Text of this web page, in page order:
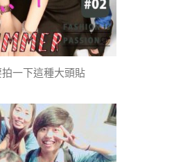
一下這種大頭貼